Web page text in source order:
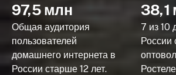
97,5 млн
Общая аудитория
пользователей
домашнего интернета в
России старше 12 лет.
38,1
7 из 10
России